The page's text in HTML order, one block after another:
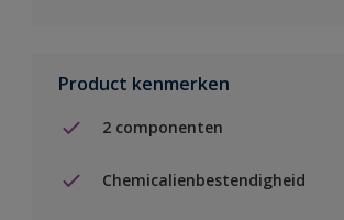
Product kenmerken
2 componenten
Chemicalienbestendigheid